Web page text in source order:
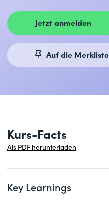
Jetzt anmelden
Auf die Merkliste
Kurs-Facts
Als PDF herunterladen
Key Learnings